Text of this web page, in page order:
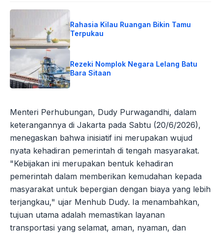
Rahasia Kilau Ruangan Bikin Tamu
Terpukau
Rezeki Nomplok Negara Lelang Batu
Bara Sitaan
Menteri Perhubungan, Dudy Purwagandhi, dalam
keterangannya di Jakarta pada Sabtu (20/6/2026),
menegaskan bahwa inisiatif ini merupakan wujud
nyata kehadiran pemerintah di tengah masyarakat.
"Kebijakan ini merupakan bentuk kehadiran
pemerintah dalam memberikan kemudahan kepada
masyarakat untuk bepergian dengan biaya yang lebih
terjangkau," ujar Menhub Dudy. Ia menambahkan,
tujuan utama adalah memastikan layanan
transportasi yang selamat, aman, nyaman, dan